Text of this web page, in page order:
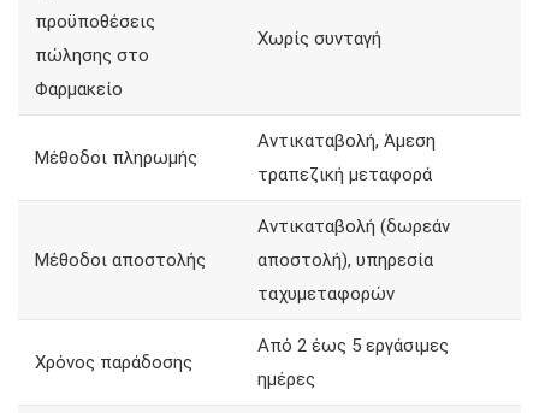
προϋποθέσεις
πώλησης στο
Φαρμακείο
Χωρίς συνταγή
Μέθοδοι πληρωμής
Αντικαταβολή, Άμεση
τραπεζική μεταφορά
Μέθοδοι αποστολής
Αντικαταβολή (δωρεάν
αποστολή), υπηρεσία
ταχυμεταφορών
Χρόνος παράδοσης
Από 2 έως 5 εργάσιμες
ημέρες